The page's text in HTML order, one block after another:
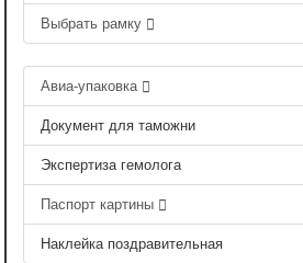
Выбрать рамку
Авиа-упаковка
Документ для таможни
Экспертиза гемолога
Паспорт картины
Наклейка поздравительная